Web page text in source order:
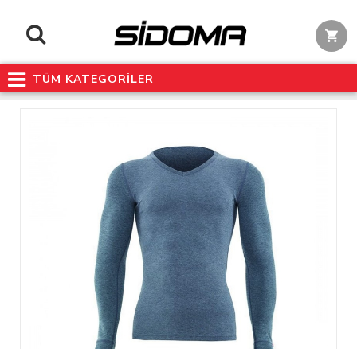
TÜM KATEGORİLER